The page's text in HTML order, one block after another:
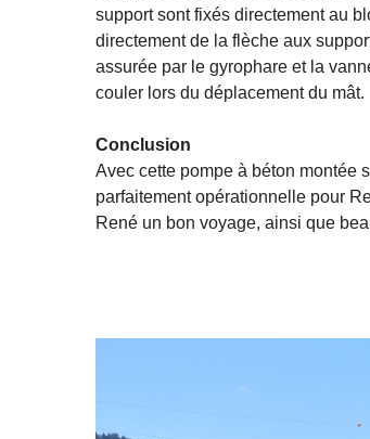
support sont fixés directement au
directement de la flèche aux
assurée par le gyrophare et la
couler lors du déplacement du mât.
Conclusion
Avec cette pompe à béton montée
parfaitement opérationnelle pour
René un bon voyage, ainsi que